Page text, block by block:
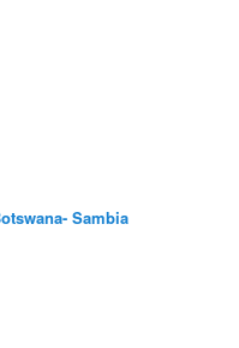
Sambia